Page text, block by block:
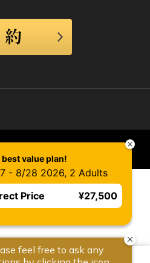
best value plan!
- 8/28 2026, 2 Adults
Price
¥27,500